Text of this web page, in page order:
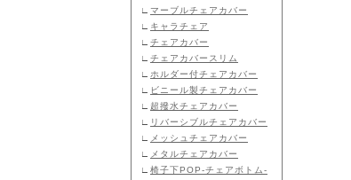
∟ マーブルチェアカバー
∟ キャラチェア
∟ チェアカバー
∟ チェアカバースリム
∟ ホルダー付チェアカバー
∟
ビニール製チェアカバー
∟ 超撥水チェアカバー
∟
リバーシブルチェアカバー
∟
メッシュチェアカバー
∟
メタルチェアカバー
∟ 椅子下POP-チェアボトム-